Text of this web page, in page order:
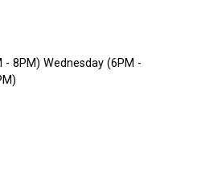
- 8PM) Wednesday (6PM -